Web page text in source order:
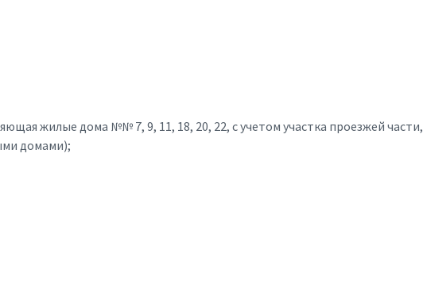
жилые дома №№ 7, 9, 11, 18, 20, 22, с учетом участка проезжей части,
домами);